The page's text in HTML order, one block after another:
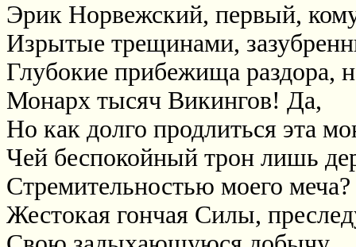
Эрик Норвежский, первый,
Изрытые трещинами,
Глубокие прибежища раздора,
Монарх тысяч Викингов! Да,
Но как долго продлиться эта
Чей беспокойный трон лишь
Стремительностью моего меча?
Жестокая гончая Силы,